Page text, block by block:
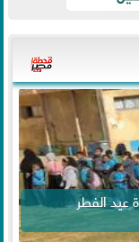
عيد الفطر